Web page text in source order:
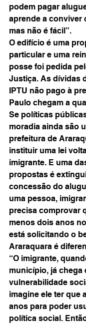
podem pagar
aprende a conviver
mas não é fácil”.
O edifício é uma
particular e uma
posse foi pedida
Justiça. As dívidas
IPTU não pago à
Paulo chegam a
Se políticas
moradia ainda são
prefeitura de
instituir uma lei
imigrante. E uma
propostas é
concessão do
uma pessoa,
precisa comprovar
menos dois anos
está solicitando o
Araraquara é
“O imigrante,
município, já chega
vulnerabilidade
imagine ele ter que
anos para poder
política social.